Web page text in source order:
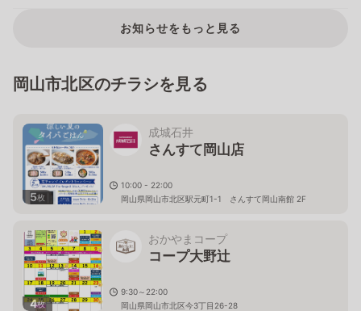
お知らせをもっと見る
岡山市北区のチラシを見る
5枚
成城石井
さんすて岡山店
10:00 - 22:00
岡山県岡山市北区駅元町1-1 さんすて岡山南館 2F
4枚
おかやまコープ
コープ大野辻
9:30～22:00
岡山県岡山市北区今3丁目26-28